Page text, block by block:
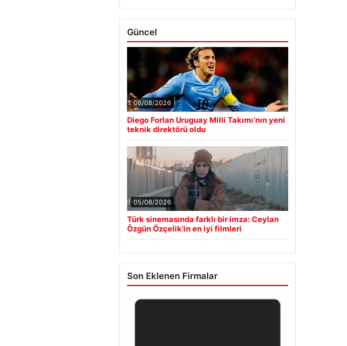
Güncel
06/08/2026
Diego Forlan Uruguay Milli Takımı’nın yeni
teknik direktörü oldu
05/08/2026
Türk sinemasında farklı bir imza: Ceylan
Özgün Özçelik’in en iyi filmleri
Son Eklenen Firmalar